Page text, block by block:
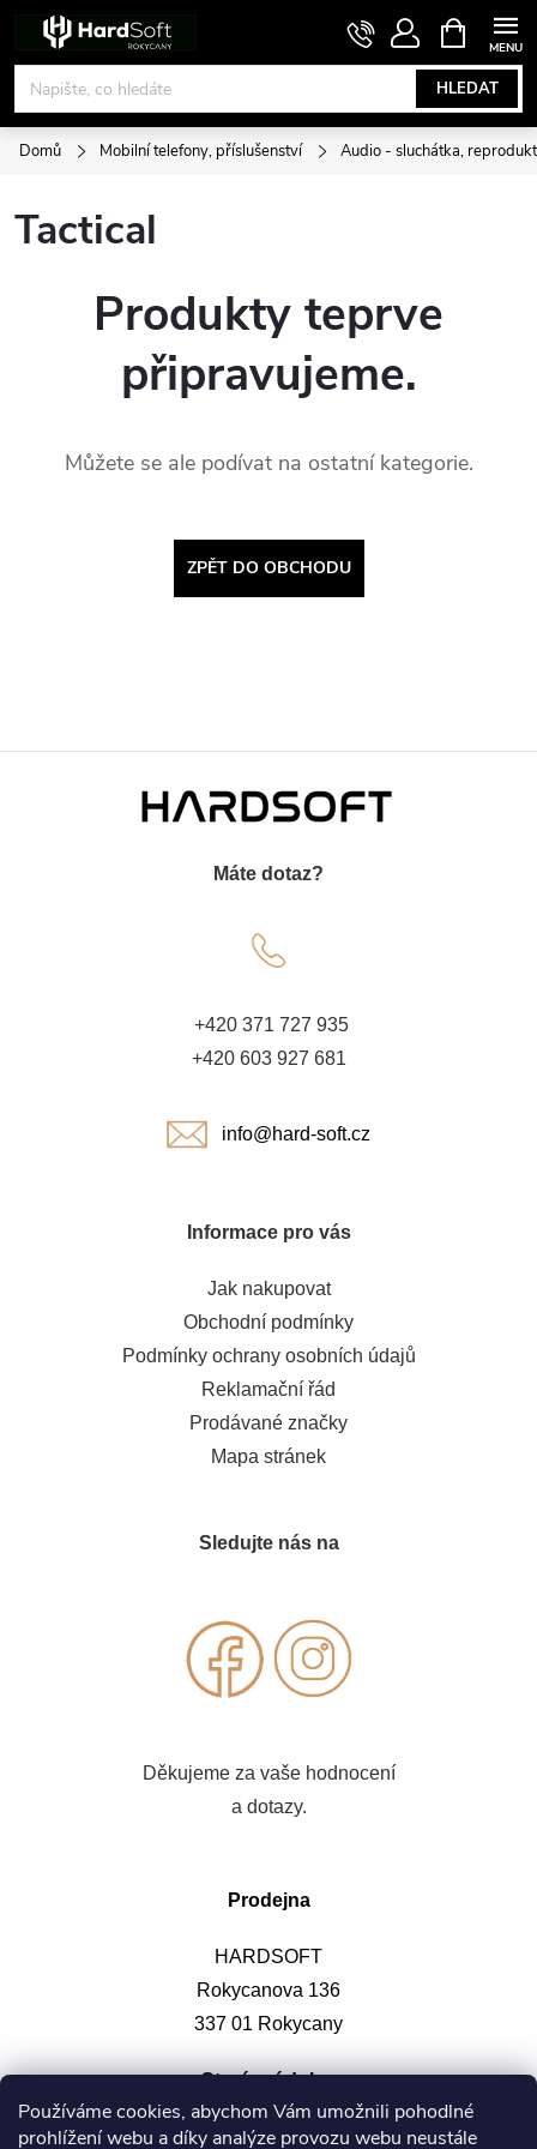
Používáme cookies, abychom Vám umožnili pohodlné
prohlížení webu a díky analýze provozu webu neustále
obsah
HLEDAT
NÁKUPNÍ
KOŠÍK
Domů Mobilní telefony, příslušenství Audio - sluchátka,
Tactical
Produkty teprve
připravujeme.
Můžete se ale podívat na ostatní kategorie.
ZPĚT DO OBCHODU
Máte dotaz?
+420 371 727 935
+420 603 927 681
info@hard-soft.cz
Informace pro vás
Jak nakupovat
Obchodní podmínky
Podmínky ochrany osobních údajů
Reklamační řád
Prodávané značky
Mapa stránek
Sledujte nás na
Děkujeme za vaše hodnocení
a dotazy.
Prodejna
HARDSOFT
Rokycanova 136
337 01 Rokycany
Otevírací doba: